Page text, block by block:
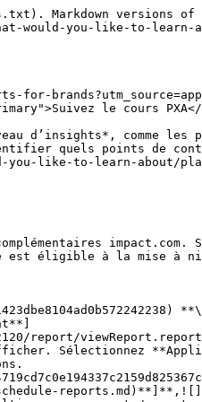
|
| **Plage de dates**     | <p>Filtrez les données selon leur date de création. Vous pouvez également comparer deux périodes de temps entre elles.</p><p>Vous pouvez extraire au maximum <strong>366 jours</strong> de données. Cependant, vous pouvez toujours effectuer un rapport d’une année sur l’autre en sélectionnant <strong>comparer à {année précédente}</strong>.</p><p>Si vous souhaitez extraire plus de 366 jours de données, vous devrez exécuter le rapport plusieurs fois avec différentes plages de dates.</p>                                                                                                                                                                                                                                                                                                                                                                                                                                                                                                                                                                                                                                                                        |
| **Type d'événement**   | Sélectionnez les types d’événements pour lesquels vous souhaitez afficher les données, ou sélectionnez **Tous** pour afficher les données de tous vos types